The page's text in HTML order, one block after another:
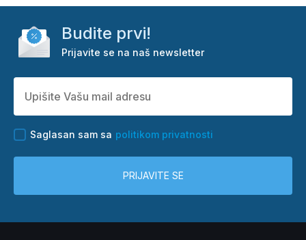
Budite prvi!
Prijavite se na naš newsletter
Saglasan sam sa politikom privatnosti
PRIJAVITE SE